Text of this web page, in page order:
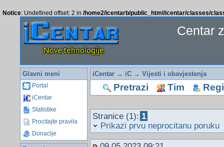
Notice: Undefined offset: 2 in /home2/icentarb/public_html/icentar/classes/
Centar
Glavni meni
Portal
iCentar
Statistike
Procitajte pravila
Donacije
iCentar→ iC→ Vijesti i obavjestenja
Pretrazi Tim
Stranice (1): 1
Prikazi prvu neprocitanu poruku